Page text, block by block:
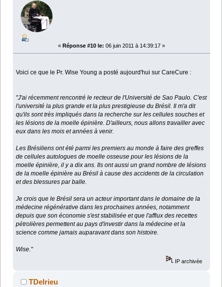
« Réponse #10 le: 06 juin 2011 à 14:39:17 »
Voici ce que le Pr. Wise Young a posté aujourd'hui sur CareCure :
"J'ai récemment rencontré le recteur de l'Université de Sao Paulo. C'est
l'université la plus grande et la plus prestigieuse du Brésil. Il m'a dit
qu'ils sont très impliqués dans la recherche sur les cellules souches et
les lésions de la moelle épinière. D'ailleurs, nous allons travailler avec
eux dans les mois et années à venir.
Les Brésiliens ont été parmi les premiers au monde à faire des greffes
de cellules autologues de moelle osseuse pour les lésions de la
moelle épinière, il y a dix ans. Ils ont aussi un grand nombre de lésions
de la moelle épinière au Brésil à cause des accidents de la circulation
et des blessures par balle.
Je crois que le Brésil sera un acteur important dans le domaine de la
médecine régénérative dans les prochaines années, notamment
depuis que son économie s'est stabilisée et que l'afflux des recettes
pétrolières permettent au pays d'investir dans la médecine et la
science comme jamais auparavant dans son histoire.
Wise."
IP archivée
TDelrieu